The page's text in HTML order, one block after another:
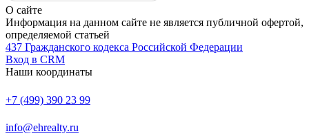
О сайте
Информация на данном сайте не является публичной офертой,
определяемой статьей
437 Гражданского кодекса Российской Федерации
Вход в CRM
Наши координаты
+7 (499) 390 23 99
info@ehrealty.ru